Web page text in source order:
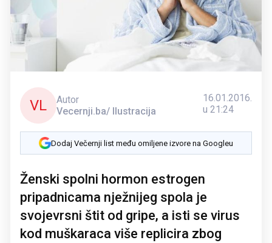
VL
Autor
Vecernji.ba/ Ilustracija
16.01.2016.
u 21:24
Dodaj Večernji list među omiljene izvore na Googleu
Ženski spolni hormon estrogen
pripadnicama nježnijeg spola je
svojevrsni štit od gripe, a isti se virus
kod muškaraca više replicira zbog